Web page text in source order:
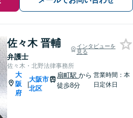
佐々木 晋輔
弁護士
インタビューを
見る
佐々木・北野法律事務所
大
阪
府
|
大阪市
北区
扇町駅から
徒歩8分
営業時間：本
日定休日